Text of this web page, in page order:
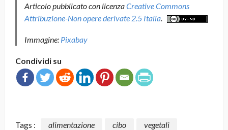
Articolo pubblicato con licenzaCreative Commons
Attribuzione-Non opere derivate 2.5 Italia.
Immagine: Pixabay
Condividi su
Tags : alimentazione cibo vegetali